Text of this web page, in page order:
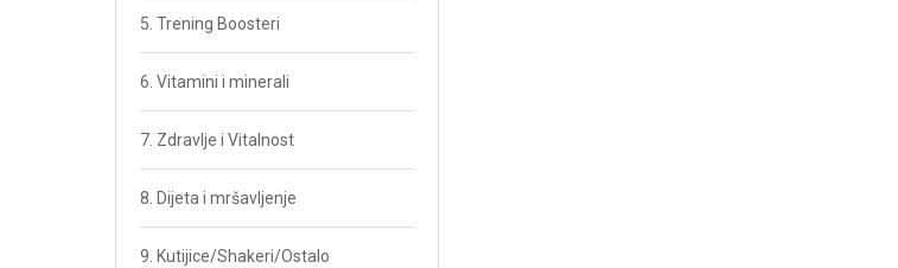
5. Trening Boosteri
6. Vitamini i minerali
7. Zdravlje i Vitalnost
8. Dijeta i mršavljenje
9. Kutijice/Shakeri/Ostalo